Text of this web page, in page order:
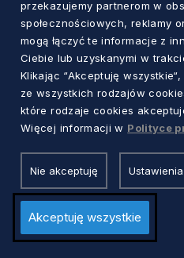
W Gniewinie zagra
Recital harfowy w tę
Dorota Kulka
przekazujemy partnerom w
społecznościowych, reklamy
mogą łączyć te informacje z
Ciebie lub uzyskanymi w
Klikając “Akceptuję
ze wszystkich rodzajów
które rodzaje cookies
Więcej informacji w Polityce
Nie akceptuję
Akceptuję wszystkie